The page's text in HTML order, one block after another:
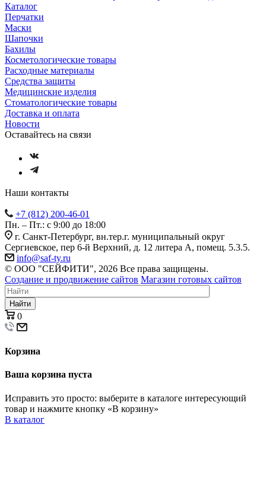
Каталог
Перчатки
Маски
Шапочки
Бахилы
Косметологические товары
Расходные материалы
Средства защиты
Медицинские изделия
Стоматологические товары
Доставка и оплата
Новости
Оставайтесь на связи
Наши контакты
+7 (812) 200-46-01
Пн. – Пт.: с 9:00 до 18:00
г. Санкт-Петербург, вн.тер.г. муниципальный округ
Сергиевское, пер 6-й Верхний, д. 12 литера А, помещ. 5.3.5.
info@saf-ty.ru
© ООО "СЕЙФИТИ", 2026 Все права защищены.
Создание и продвижение сайтов Магазин готовых сайтов
Найти
0
Корзина
Ваша корзина пуста
Исправить это просто: выберите в каталоге интересующий
товар и нажмите кнопку «В корзину»
В каталог